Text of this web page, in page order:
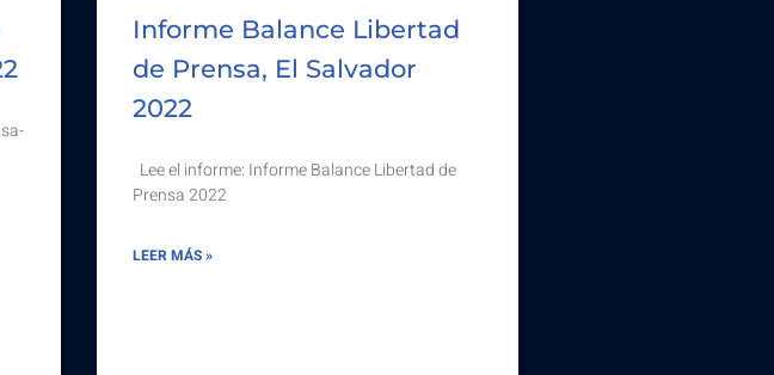
Informe Balance Libertad
de Prensa, El Salvador
2022
Lee el informe: Informe Balance Libertad de
Prensa 2022
LEER MÁS »